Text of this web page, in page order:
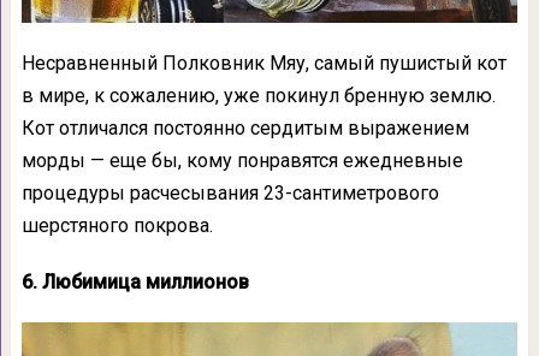
Несравненный Полковник Мяу, самый пушистый кот
в мире, к сожалению, уже покинул бренную землю.
Кот отличался постоянно сердитым выражением
морды — еще бы, кому понравятся ежедневные
процедуры расчесывания 23-сантиметрового
шерстяного покрова.
6. Любимица миллионов